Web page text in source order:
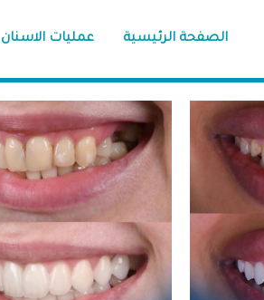
الصفحة الرئيسية عمليات الاسنان